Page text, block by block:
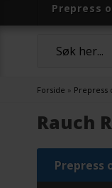
Prepress
Forside » Prepress
Rauch
Prepress